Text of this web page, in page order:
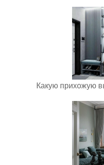
Какую прихожую